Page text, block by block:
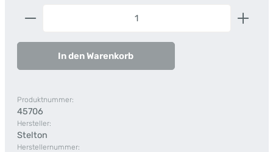
Produkt Anzahl: Gib den gewünschten Wert ein
In den Warenkorb
Produktnummer:
45706
Hersteller:
Stelton
Herstellernummer: